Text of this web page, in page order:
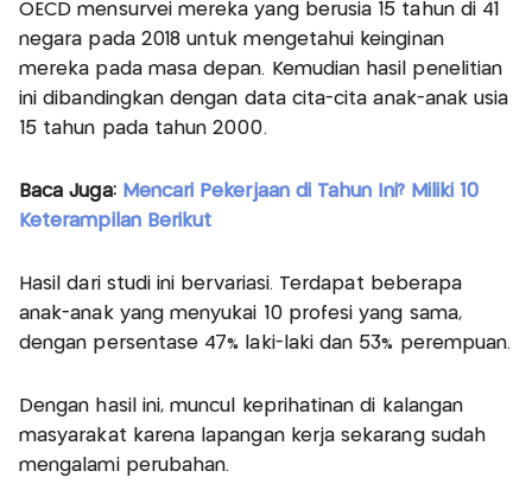
OECD mensurvei mereka yang berusia 15 tahun di 41
negara pada 2018 untuk mengetahui keinginan
mereka pada masa depan. Kemudian hasil penelitian
ini dibandingkan dengan data cita-cita anak-anak usia
15 tahun pada tahun 2000.
Baca Juga: Mencari Pekerjaan di Tahun Ini? Miliki 10
Keterampilan Berikut
Hasil dari studi ini bervariasi. Terdapat beberapa
anak-anak yang menyukai 10 profesi yang sama,
dengan persentase 47% laki-laki dan 53% perempuan.
Dengan hasil ini, muncul keprihatinan di kalangan
masyarakat karena lapangan kerja sekarang sudah
mengalami perubahan.